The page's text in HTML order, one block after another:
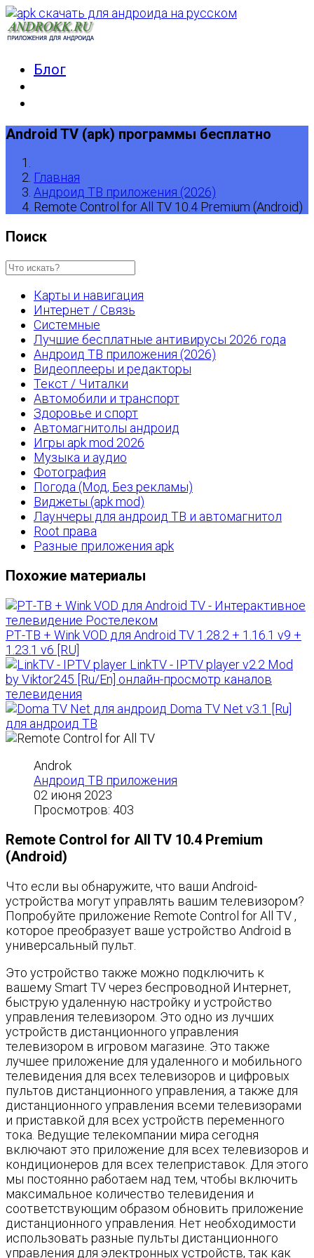
Блог
Android TV (apk) программы бесплатно
Главная
Андроид ТВ приложения (2026)
Remote Control for All TV 10.4 Premium (Android)
Поиск
Карты и навигация
Интернет / Связь
Системные
Лучшие бесплатные антивирусы 2026 года
Андроид ТВ приложения (2026)
Видеоплееры и редакторы
Текст / Читалки
Автомобили и транспорт
Здоровье и спорт
Автомагнитолы андроид
Игры apk mod 2026
Музыка и аудио
Фотография
Погода (Мод, Без рекламы)
Виджеты (apk mod)
Лаунчеры для андроид ТВ и автомагнитол
Root права
Разные приложения apk
Похожие материалы
РТ-ТВ + Wink VOD для Android TV 1.28.2 + 1.16.1 v9 +
1.23.1 v6 [RU]
LinkTV - IPTV player v2.2 Mod
by Viktor245 [Ru/En] онлайн-просмотр каналов
телевидения
Doma TV Net v3.1 [Ru]
для андроид ТВ
Androk
Андроид ТВ приложения
02 июня 2023
Просмотров: 403
Remote Control for All TV 10.4 Premium
(Android)
Что если вы обнаружите, что ваши Android-
устройства могут управлять вашим телевизором?
Попробуйте приложение Remote Control for All TV ,
которое преобразует ваше устройство Android в
универсальный пульт.
Это устройство также можно подключить к
вашему Smart TV через беспроводной Интернет,
быструю удаленную настройку и устройство
управления телевизором. Это одно из лучших
устройств дистанционного управления
телевизором в игровом магазине. Это также
лучшее приложение для удаленного и мобильного
телевидения для всех телевизоров и цифровых
пультов дистанционного управления, а также для
дистанционного управления всеми телевизорами
и приставкой для всех устройств переменного
тока. Ведущие телекомпании мира сегодня
включают это приложение для всех телевизоров и
кондиционеров для всех телеприставок. Для этого
мы постоянно работаем над тем, чтобы включить
максимальное количество телевидения и
соответствующим образом обновить приложение
дистанционного управления. Нет необходимости
использовать разные пульты дистанционного
управления для электронных устройств, так как